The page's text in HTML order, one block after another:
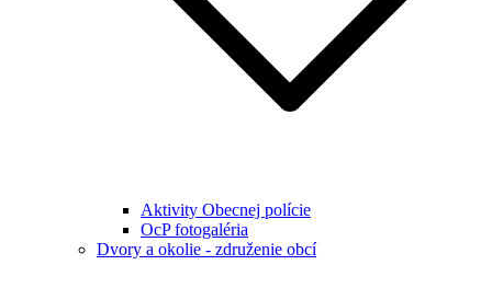
Aktivity Obecnej polície
OcP fotogaléria
Dvory a okolie - združenie obcí